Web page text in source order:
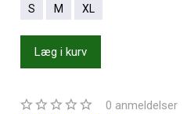
S M XL
Læg i kurv
0 anmeldelser